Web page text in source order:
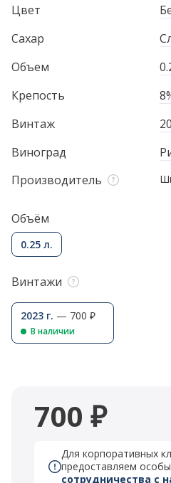
Цвет
Сахар
Объем
Крепость
Винтаж
Виноград
Производитель
Объём
0.25 л.
Винтажи
2023 г. — 700 ₽
В наличии
700 ₽
Для корпоративных
предоставляем
сотрудничества с